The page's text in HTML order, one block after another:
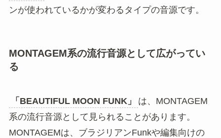
ンが使われているかが変わるタイプの音源です。
MONTAGEM系の流行音源として広がってい
る
「BEAUTIFUL MOON FUNK」
は、MONTAGEM
系の流行音源として見られることがあります。
MONTAGEMは、ブラジリアンFunkや編集向けの